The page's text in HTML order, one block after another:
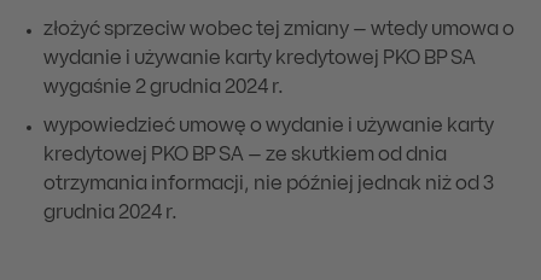
złożyć sprzeciw wobec tej zmiany – wtedy umowa o
wydanie i używanie karty kredytowej PKO BP SA
wygaśnie 2 grudnia 2024 r.
wypowiedzieć umowę o wydanie i używanie karty
kredytowej PKO BP SA – ze skutkiem od dnia
otrzymania informacji, nie później jednak niż od 3
grudnia 2024 r.